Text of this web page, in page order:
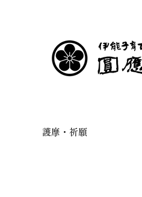
護摩・祈願